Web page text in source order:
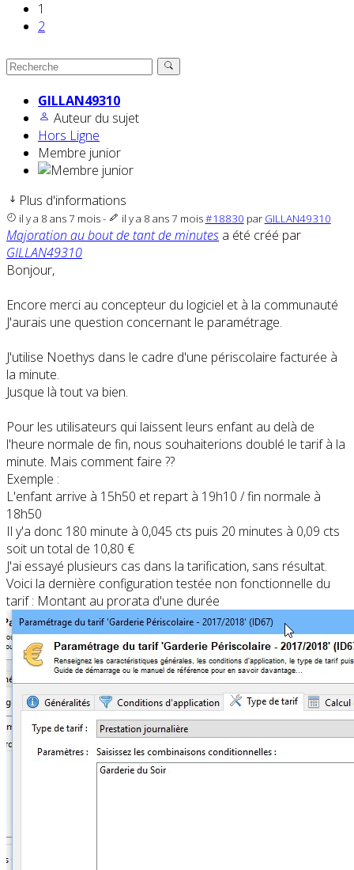
1
2
GILLAN49310
Auteur du sujet
Hors Ligne
Membre junior
Plus d'informations
il y a 8 ans 7 mois- il y a 8 ans 7 mois#18830 par GILLAN49310
Majoration au bout de tant de minutes a été créé par
GILLAN49310
Bonjour,
Encore merci au concepteur du logiciel et à la communauté
J'aurais une question concernant le paramétrage.
J'utilise Noethys dans le cadre d'une périscolaire facturée à
la minute.
Jusque là tout va bien.
Pour les utilisateurs qui laissent leurs enfant au delà de
l'heure normale de fin, nous souhaiterions doublé le tarif à la
minute. Mais comment faire ??
Exemple :
L'enfant arrive à 15h50 et repart à 19h10 / fin normale à
18h50
Il y'a donc 180 minute à 0,045 cts puis 20 minutes à 0,09 cts
soit un total de 10,80 €
J'ai essayé plusieurs cas dans la tarification, sans résultat.
Voici la dernière configuration testée non fonctionnelle du
tarif : Montant au prorata d'une durée